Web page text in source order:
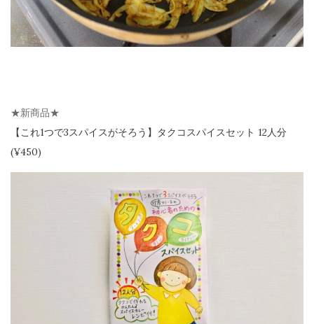
★新商品★
【これ1つで3スパイスがそろう】
タクコスパイスセット 12人分
(¥450)